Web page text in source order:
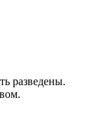
разведены.